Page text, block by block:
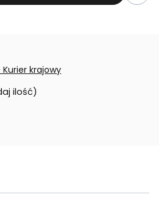
Kurier krajowy
ilość)